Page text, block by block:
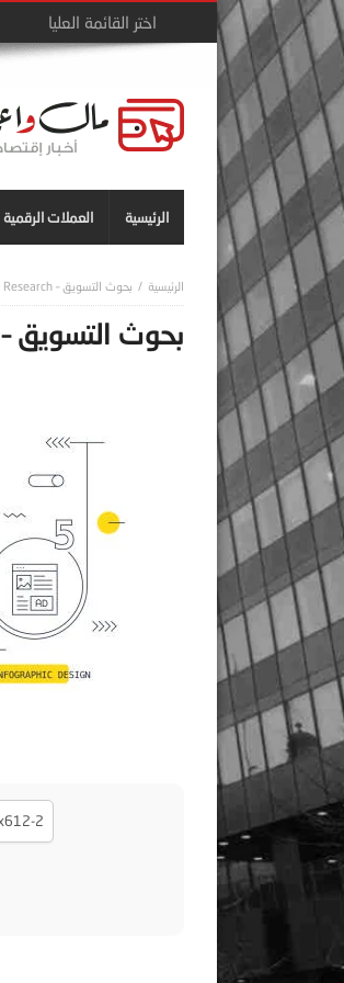
الرئيسية العملات الرقمية
بحوث التسويق – Marketing Research
بحوث التسويق – MARKETING RESEARCH